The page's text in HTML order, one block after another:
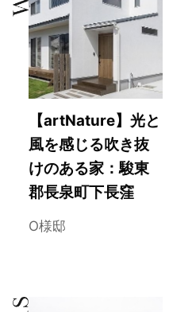
【artNature】光と
風を感じる吹き抜
けのある家：駿東
郡長泉町下長窪
O様邸